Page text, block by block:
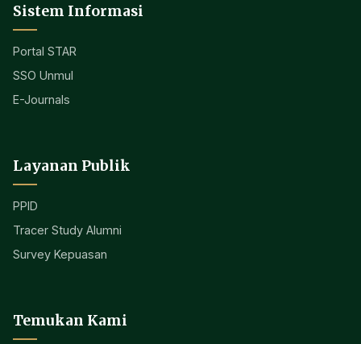
Sistem Informasi
Portal STAR
SSO Unmul
E-Journals
Layanan Publik
PPID
Tracer Study Alumni
Survey Kepuasan
Temukan Kami